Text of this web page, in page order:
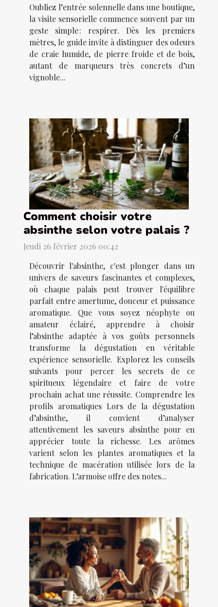
Oubliez l’entrée solennelle dans une boutique,
la visite sensorielle commence souvent par un
geste simple : respirer. Dès les premiers
mètres, le guide invite à distinguer des odeurs
de craie humide, de pierre froide et de bois,
autant de marqueurs très concrets d’un
vignoble...
Comment choisir votre
absinthe selon votre palais ?
Jeudi 26 février 2026 00:42
Découvrir l'absinthe, c'est plonger dans un
univers de saveurs fascinantes et complexes,
où chaque palais peut trouver l'équilibre
parfait entre amertume, douceur et puissance
aromatique. Que vous soyez néophyte ou
amateur éclairé, apprendre à choisir
l’absinthe adaptée à vos goûts personnels
transforme la dégustation en véritable
expérience sensorielle. Explorez les conseils
suivants pour percer les secrets de ce
spiritueux légendaire et faire de votre
prochain achat une réussite. Comprendre les
profils aromatiques Lors de la dégustation
d’absinthe, il convient d’analyser
attentivement les saveurs absinthe pour en
apprécier toute la richesse. Les arômes
varient selon les plantes aromatiques et la
technique de macération utilisée lors de la
fabrication. L’armoise offre des notes...